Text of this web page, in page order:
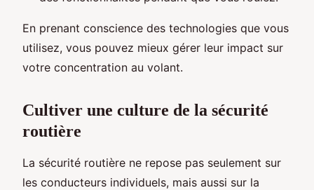
En prenant conscience des technologies que vous
utilisez, vous pouvez mieux gérer leur impact sur
votre concentration au volant.
Cultiver une culture de la sécurité
routière
La sécurité routière ne repose pas seulement sur
les conducteurs individuels, mais aussi sur la